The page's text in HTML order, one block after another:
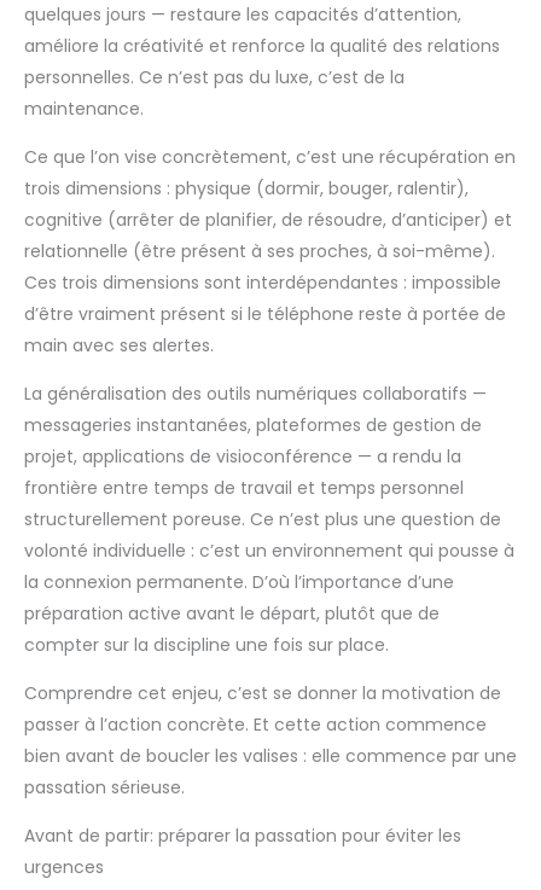
quelques jours — restaure les capacités d’attention,
améliore la créativité et renforce la qualité des relations
personnelles. Ce n’est pas du luxe, c’est de la
maintenance.
Ce que l’on vise concrètement, c’est une récupération en
trois dimensions : physique (dormir, bouger, ralentir),
cognitive (arrêter de planifier, de résoudre, d’anticiper) et
relationnelle (être présent à ses proches, à soi-même).
Ces trois dimensions sont interdépendantes : impossible
d’être vraiment présent si le téléphone reste à portée de
main avec ses alertes.
La généralisation des outils numériques collaboratifs —
messageries instantanées, plateformes de gestion de
projet, applications de visioconférence — a rendu la
frontière entre temps de travail et temps personnel
structurellement poreuse. Ce n’est plus une question de
volonté individuelle : c’est un environnement qui pousse à
la connexion permanente. D’où l’importance d’une
préparation active avant le départ, plutôt que de
compter sur la discipline une fois sur place.
Comprendre cet enjeu, c’est se donner la motivation de
passer à l’action concrète. Et cette action commence
bien avant de boucler les valises : elle commence par une
passation sérieuse.
Avant de partir: préparer la passation pour éviter les
urgences